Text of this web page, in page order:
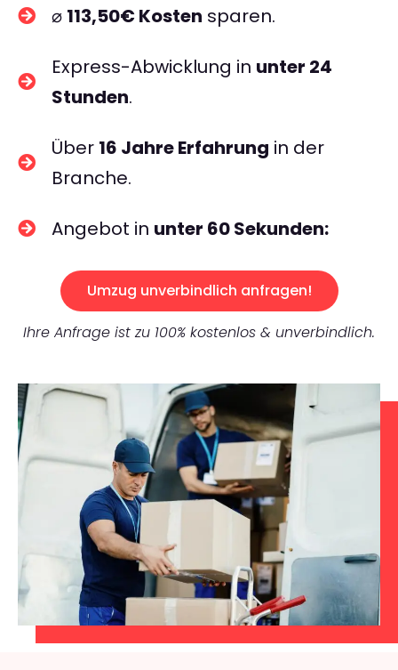
⌀ 113,50€ Kosten sparen.
Express-Abwicklung in unter 24
Stunden.
Über 16 Jahre Erfahrung in der
Branche.
Angebot in unter 60 Sekunden:
Umzug unverbindlich anfragen!
Ihre Anfrage ist zu 100% kostenlos & unverbindlich.